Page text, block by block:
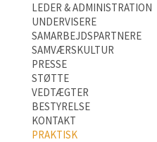
LEDER & ADMINISTRATION
UNDERVISERE
SAMARBEJDSPARTNERE
SAMVÆRSKULTUR
PRESSE
STØTTE
VEDTÆGTER
BESTYRELSE
KONTAKT
PRAKTISK